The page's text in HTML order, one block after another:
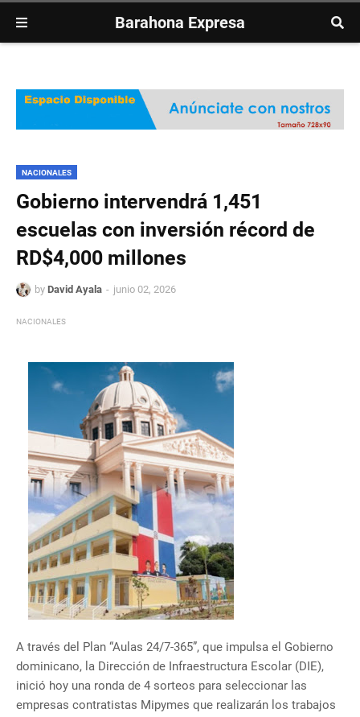
Barahona Expresa
NACIONALES
Gobierno intervendrá 1,451
escuelas con inversión récord de
RD$4,000 millones
by David Ayala junio 02, 2026
NACIONALES
A través del Plan “Aulas 24/7-365”, que impulsa el Gobierno
dominicano, la Dirección de Infraestructura Escolar (DIE),
inició hoy una ronda de 4 sorteos para seleccionar las
empresas contratistas Mipymes que realizarán los trabajos